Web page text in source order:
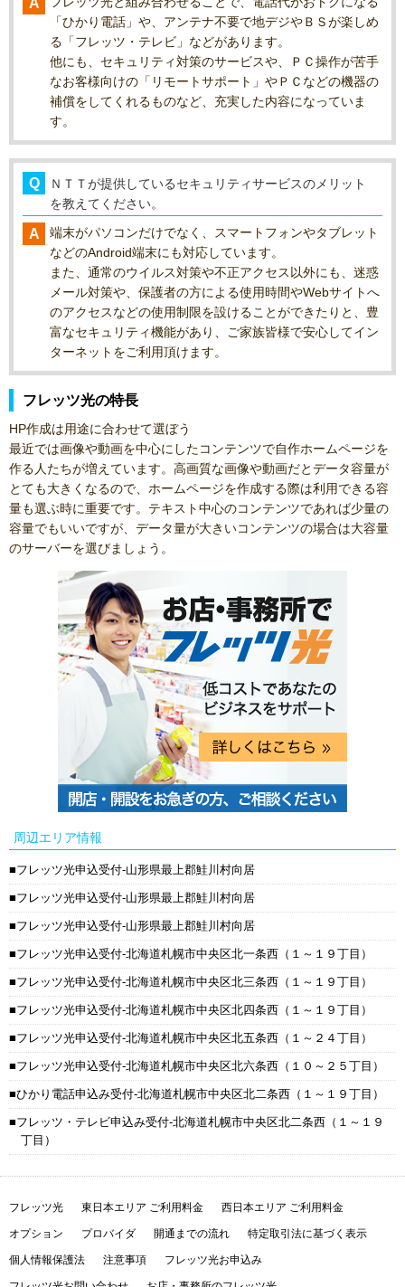
「ひかり電話」や、アンテナ不要で地デジやＢＳが楽しめ
る「フレッツ・テレビ」などがあります。
他にも、セキュリティ対策のサービスや、ＰＣ操作が苦手
なお客様向けの「リモートサポート」やＰＣなどの機器の
補償をしてくれるものなど、充実した内容になっていま
す。
ＮＴＴが提供しているセキュリティサービスのメリット
を教えてください。
端末がパソコンだけでなく、スマートフォンやタブレット
などのAndroid端末にも対応しています。
また、通常のウイルス対策や不正アクセス以外にも、迷惑
メール対策や、保護者の方による使用時間やWebサイトへ
のアクセスなどの使用制限を設けることができたりと、豊
富なセキュリティ機能があり、ご家族皆様で安心してイン
ターネットをご利用頂けます。
フレッツ光の特長
HP作成は用途に合わせて選ぼう
最近では画像や動画を中心にしたコンテンツで自作ホームページを
作る人たちが増えています。高画質な画像や動画だとデータ容量が
とても大きくなるので、ホームページを作成する際は利用できる容
量も選ぶ時に重要です。テキスト中心のコンテンツであれば少量の
容量でもいいですが、データ量が大きいコンテンツの場合は大容量
のサーバーを選びましょう。
周辺エリア情報
フレッツ光申込受付-山形県最上郡鮭川村向居
フレッツ光申込受付-山形県最上郡鮭川村向居
フレッツ光申込受付-山形県最上郡鮭川村向居
フレッツ光申込受付-北海道札幌市中央区北一条西（１～１９丁目）
フレッツ光申込受付-北海道札幌市中央区北三条西（１～１９丁目）
フレッツ光申込受付-北海道札幌市中央区北四条西（１～１９丁目）
フレッツ光申込受付-北海道札幌市中央区北五条西（１～２４丁目）
フレッツ光申込受付-北海道札幌市中央区北六条西（１０～２５丁目）
ひかり電話申込み受付-北海道札幌市中央区北二条西（１～１９丁目）
フレッツ・テレビ申込み受付-北海道札幌市中央区北二条西（１～１９
丁目）
フレッツ光 東日本エリア ご利用料金 西日本エリア ご利用料金
オプション プロバイダ 開通までの流れ 特定取引法に基づく表示
個人情報保護法 注意事項 フレッツ光お申込み